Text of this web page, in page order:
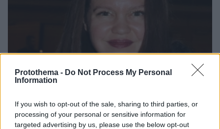
Protothema - Do Not Process My Personal
Information
If you wish to opt-out of the sale, sharing to third parties, or
processing of your personal or sensitive information for
targeted advertising by us, please use the below opt-out